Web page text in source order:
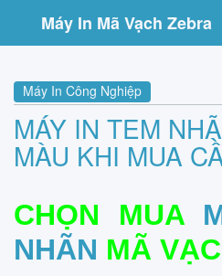
Máy In Mã Vạch Zebra
Máy In Công Nghiệp
MÁY IN TEM
MÀU KHI MUA
CHỌN MUA
NHÃN MÃ